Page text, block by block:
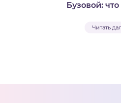
Бузовой:
Читать